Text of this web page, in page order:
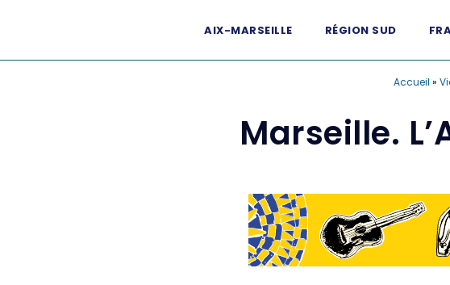
AIX-MARSEILLE RÉGION SUD
Accueil »
Marseille.